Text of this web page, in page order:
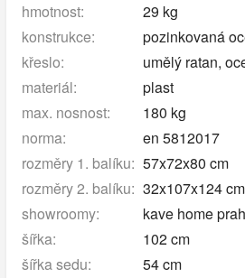
hmotnost:
29 kg
konstrukce:
pozinkovaná
křeslo:
umělý ratan,
materiál:
plast
max. nosnost:
180 kg
norma:
en 5812017
rozměry 1. balíku: 57x72x80 cm
rozměry 2. balíku: 32x107x124 cm
showroomy:
kave home
šířka:
102 cm
šířka sedu:
54 cm